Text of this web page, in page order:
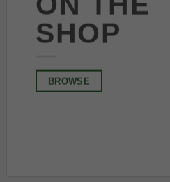
SHOP
BROWSE